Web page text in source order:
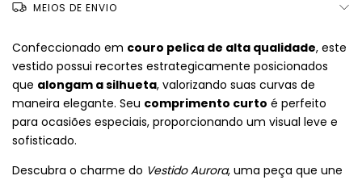
MEIOS DE ENVIO
Confeccionado em couro pelica de alta qualidade, este
vestido possui recortes estrategicamente posicionados
que alongam a silhueta, valorizando suas curvas de
maneira elegante. Seu comprimento curto é perfeito
para ocasiões especiais, proporcionando um visual leve e
sofisticado.
Descubra o charme do Vestido Aurora, uma peça que une